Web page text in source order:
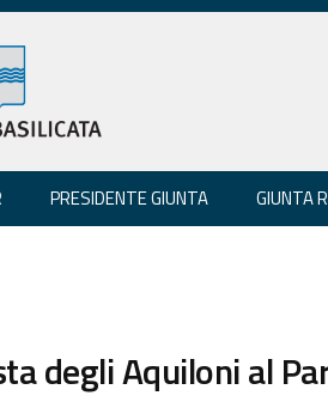
PRESIDENTE GIUNTA GIUNTA
degli Aquiloni al